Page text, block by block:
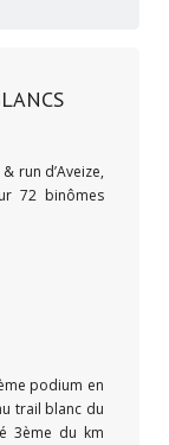
run d’Aveize,
72 binômes
podium en
trail blanc du
3ème du km